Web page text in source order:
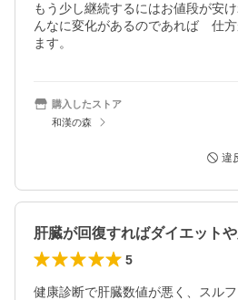
もう少し継続するにはお値段が安
んなに変化があるのであれば　仕
ます。
購入したストア
和漢の森
違
5
健康診断で肝臓数値が悪く、スル